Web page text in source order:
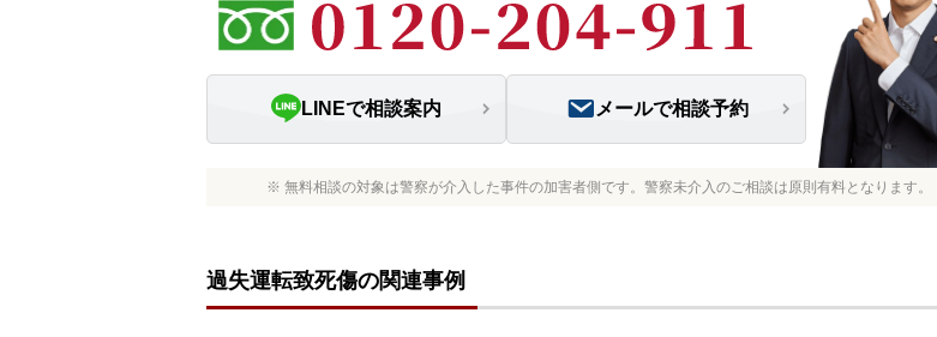
LINEで相談案内 メールで相談予約
※ 無料相談の対象は警察が介入した事件の加害者側です。警察未介入のご相談は原則有料となります。
過失運転致死傷の関連事例